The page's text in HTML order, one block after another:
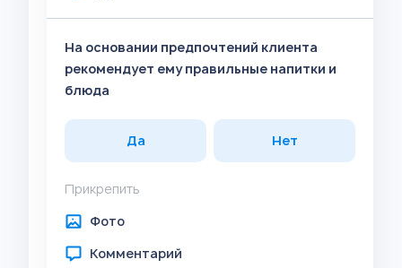
На основании предпочтений клиента
рекомендует ему правильные напитки и
блюда
Да Нет
Прикрепить
Фото
Комментарий